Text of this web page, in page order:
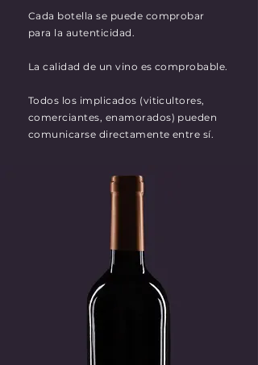
Cada botella se puede comprobar
para la autenticidad.
La calidad de un vino es comprobable.
Todos los implicados (viticultores,
comerciantes, enamorados) pueden
comunicarse directamente entre sí.